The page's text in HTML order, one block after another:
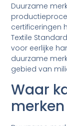
Duurzame
certificeringen
Textile
voor eerlijke
duurzame
gebied van
Waar